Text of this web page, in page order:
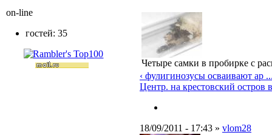
Четыре самки в пробирке с
‹ фулигинозусы осваивают ар
Центр. на крестовский остров
18/09/2011 - 17:43 » vlom28
on-line
гостей: 35